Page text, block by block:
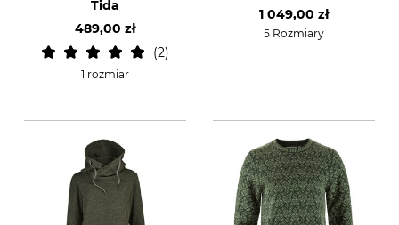
Tida
489,00 zł
2
1 rozmiar
1 049,00 zł
5 Rozmiary